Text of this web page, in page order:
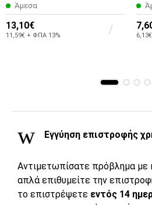
Άμεσα
13,10€
11,59€ + ΦΠΑ 13%
Εγγύηση επιστροφής
Αντιμετωπίσατε πρόβλημα με
απλά επιθυμείτε την
το επιστρέψετε εντός 14